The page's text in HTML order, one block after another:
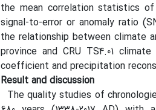
the mean correlation statistics
signal-to-error or anomaly ratio
the relationship between climate
province and CRU TS4.01
coefficient and precipitation
Result and discussion
The quality studies of